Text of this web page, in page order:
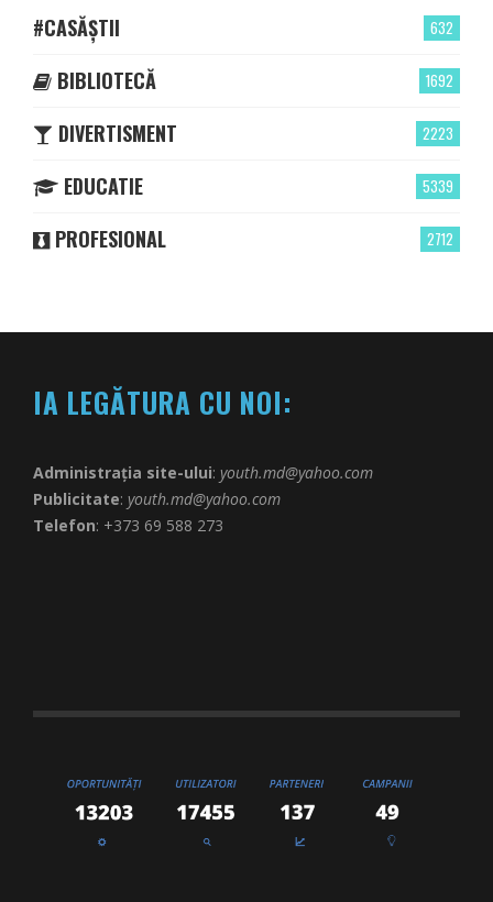
632
#CASĂȘTII
1692
BIBLIOTECĂ
2223
DIVERTISMENT
5339
EDUCATIE
2712
PROFESIONAL
IA LEGĂTURA CU NOI:
Administrația site-ului: youth.md@yahoo.com
Publicitate: youth.md@yahoo.com
Telefon: +373 69 588 273